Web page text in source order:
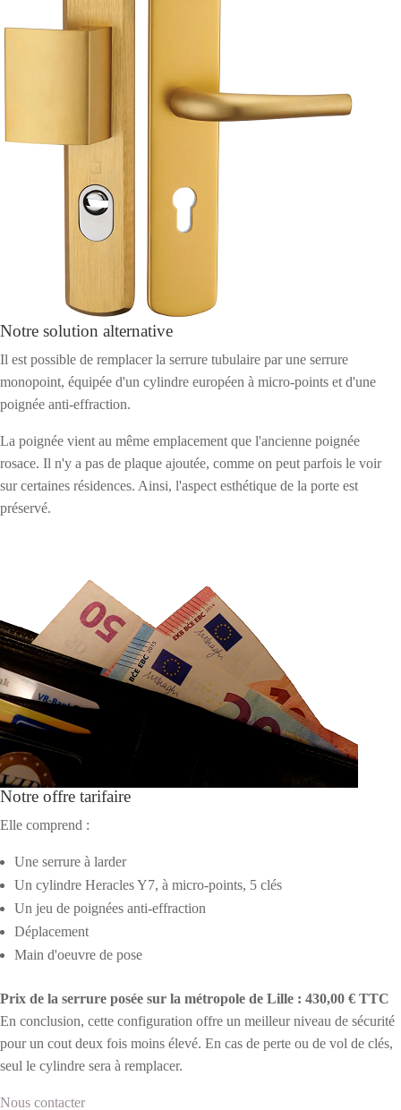
Notre solution alternative
Il est possible de remplacer la serrure tubulaire par une serrure
monopoint, équipée d'un cylindre européen à micro-points et d'une
poignée anti-effraction.
La poignée vient au même emplacement que l'ancienne poignée
rosace. Il n'y a pas de plaque ajoutée, comme on peut parfois le voir
sur certaines résidences. Ainsi, l'aspect esthétique de la porte est
préservé.
Notre offre tarifaire
Elle comprend :
Une serrure à larder
Un cylindre Heracles Y7, à micro-points, 5 clés
Un jeu de poignées anti-effraction
Déplacement
Main d'oeuvre de pose
Prix de la serrure posée sur la métropole de Lille : 430,00 € TTC
En conclusion, cette configuration offre un meilleur niveau de sécurité
pour un cout deux fois moins élevé. En cas de perte ou de vol de clés,
seul le cylindre sera à remplacer.
Nous contacter